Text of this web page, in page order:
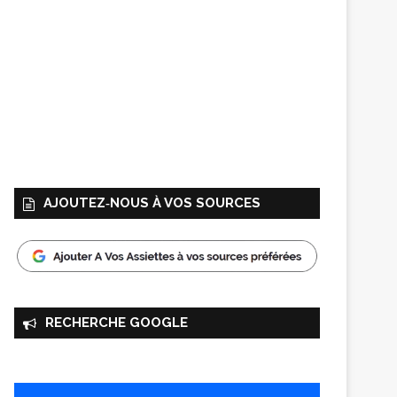
AJOUTEZ‑NOUS À VOS SOURCES
RECHERCHE GOOGLE